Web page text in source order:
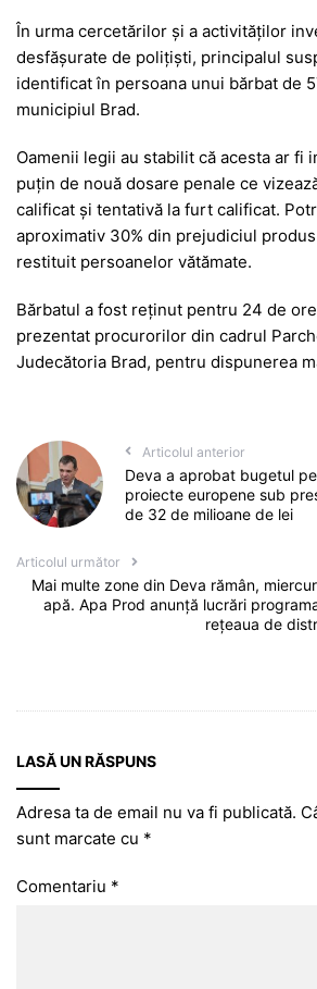
În urma cercetărilor și a activităților
desfășurate de polițiști, principalul
identificat în persoana unui bărbat de
municipiul Brad.
Oamenii legii au stabilit că acesta ar fi
puțin de nouă dosare penale ce
calificat și tentativă la furt calificat.
aproximativ 30% din prejudiciul
restituit persoanelor vătămate.
Bărbatul a fost reținut pentru 24 de
prezentat procurorilor din cadrul
Judecătoria Brad, pentru dispunerea
Articolul anterior
Deva a aprobat bugetul
proiecte europene sub
de 32 de milioane de lei
Articolul următor
Mai multe zone din Deva rămân,
apă. Apa Prod anunță lucrări
rețeaua de
LASĂ UN RĂSPUNS
Adresa ta de email nu va fi publicată.
sunt marcate cu *
Comentariu *